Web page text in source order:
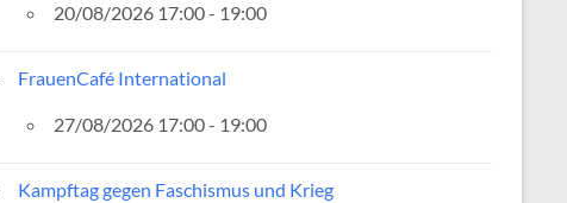
20/08/2026 17:00 - 19:00
FrauenCafé International
27/08/2026 17:00 - 19:00
Kampftag gegen Faschismus und Krieg